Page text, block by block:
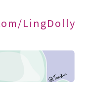
LingDolly